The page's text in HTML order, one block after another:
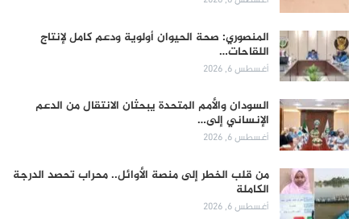
المنصوري: صحة الحيوان أولوية ودعم كامل لإنتاج
اللقاحات…
أغسطس 6, 2026
السودان والأمم المتحدة يبحثان الانتقال من الدعم
الإنساني إلى…
أغسطس 6, 2026
من قلب الخطر إلى منصة الأوائل.. محراب تحصد الدرجة
الكاملة
أغسطس 6, 2026